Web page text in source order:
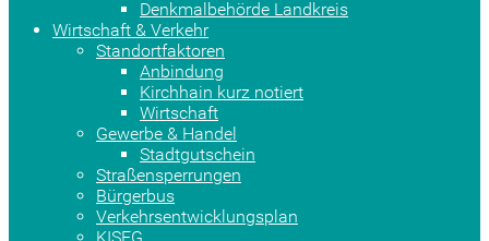
Denkmalbehörde Landkreis
Wirtschaft & Verkehr
Standortfaktoren
Anbindung
Kirchhain kurz notiert
Wirtschaft
Gewerbe & Handel
Stadtgutschein
Straßensperrungen
Bürgerbus
Verkehrsentwicklungsplan